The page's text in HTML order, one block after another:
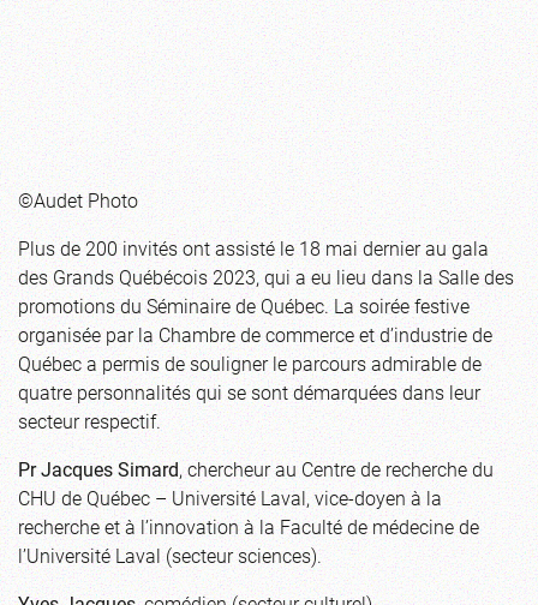
©Audet Photo
Plus de 200 invités ont assisté le 18 mai dernier au gala
des Grands Québécois 2023, qui a eu lieu dans la Salle des
promotions du Séminaire de Québec. La soirée festive
organisée par la Chambre de commerce et d’industrie de
Québec a permis de souligner le parcours admirable de
quatre personnalités qui se sont démarquées dans leur
secteur respectif.
Pr Jacques Simard, chercheur au Centre de recherche du
CHU de Québec – Université Laval, vice-doyen à la
recherche et à l’innovation à la Faculté de médecine de
l’Université Laval (secteur sciences).